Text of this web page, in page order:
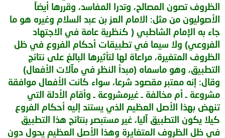
الظروف تصون المصالح، وتدرا المفاسد، وقررها أيضاً
الأصوليون من مثل: الامام العز بن عبد السلام وغيره هو ما
جاء به الإمام الشاطبي ( كنظرية عامة في الاجتهاد
الفروعي) ولا سيما في تطبيقات أحكام الفروع في ظل
الظروف المتغيرة، مراعاة لها لتأثيرها البالغ على نتائج
التطبيق، وهو ماسماه (مبدأ النظر في مآلات الأفعال)
وقال: إنه معتبر مقصود شرعا، سواء كانت الأفعال موافقة
مشروعة ـ أم مخالفة ـ غيرمشروعة ـ وأقام الأدلة التي
تنهض بهذا الأصل العظيم الذي يستند إليه أحكام الفروع
كيلا يكون التطبيق آليا، غير مستبصر بنتائج هذا التطبيق
في ظل الظروف المتغايرة وهذا الأصل العظيم يحول دون